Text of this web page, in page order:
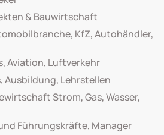
& Bauwirtschaft
KfZ, Autohändler,
Aviation, Luftverkehr
Ausbildung, Lehrstellen
Strom, Gas, Wasser,
Führungskräfte, Manager